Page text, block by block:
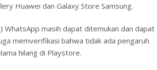
Huawei dan Galaxy Store Samsung.
WhatsApp masih dapat ditemukan dan dapat
memverifikasi bahwa tidak ada pengaruh
hilang di Playstore.